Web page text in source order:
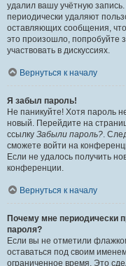
удалил вашу учётную
периодически удаляют
оставляющих сообщения,
это произошло, попробуйте
участвовать в дискуссиях.
Вернуться к началу
Я забыл пароль!
Не паникуйте! Хотя пароль
новый. Перейдите на
ссылку Забыли пароль?.
сможете войти на
Если не удалось получить
конференции.
Вернуться к началу
Почему мне периодически
пароля?
Если вы не отметили
оставаться под своим
ограниченное время. Это